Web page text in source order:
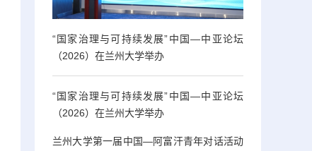
“国家治理与可持续发展”中国—中亚论坛
（2026）在兰州大学举办
“国家治理与可持续发展”中国—中亚论坛
（2026）在兰州大学举办
兰州大学第一届中国—阿富汗青年对话活动